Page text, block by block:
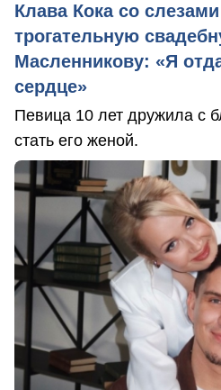
Клава Кока со
трогательную
Масленникову: «Я
сердце»
Певица 10 лет дружила с
стать его женой.